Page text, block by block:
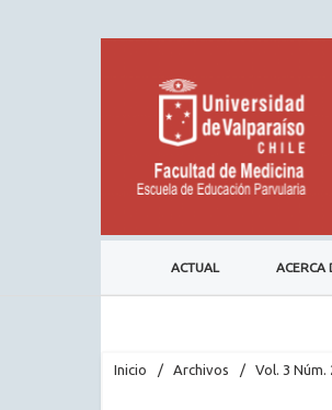
ACTUAL ACERCA
Inicio / Archivos / Vol. 3 Núm.